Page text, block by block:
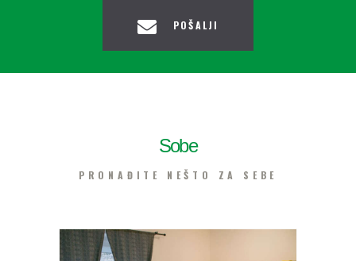
POŠALJI
Sobe
PRONAĐITE NEŠTO ZA SEBE